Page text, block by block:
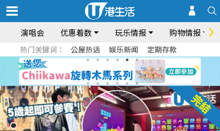
演唱会 优惠着数 玩乐情报 购物情报
热门关键词： 公屋热话 娱乐新闻 定期存款